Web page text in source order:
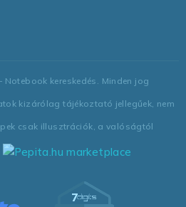
Notebook kereskedés. Minden jog
kizárólag tájékoztató jellegűek, nem
csak illusztrációk, a valóságtól
marketplace